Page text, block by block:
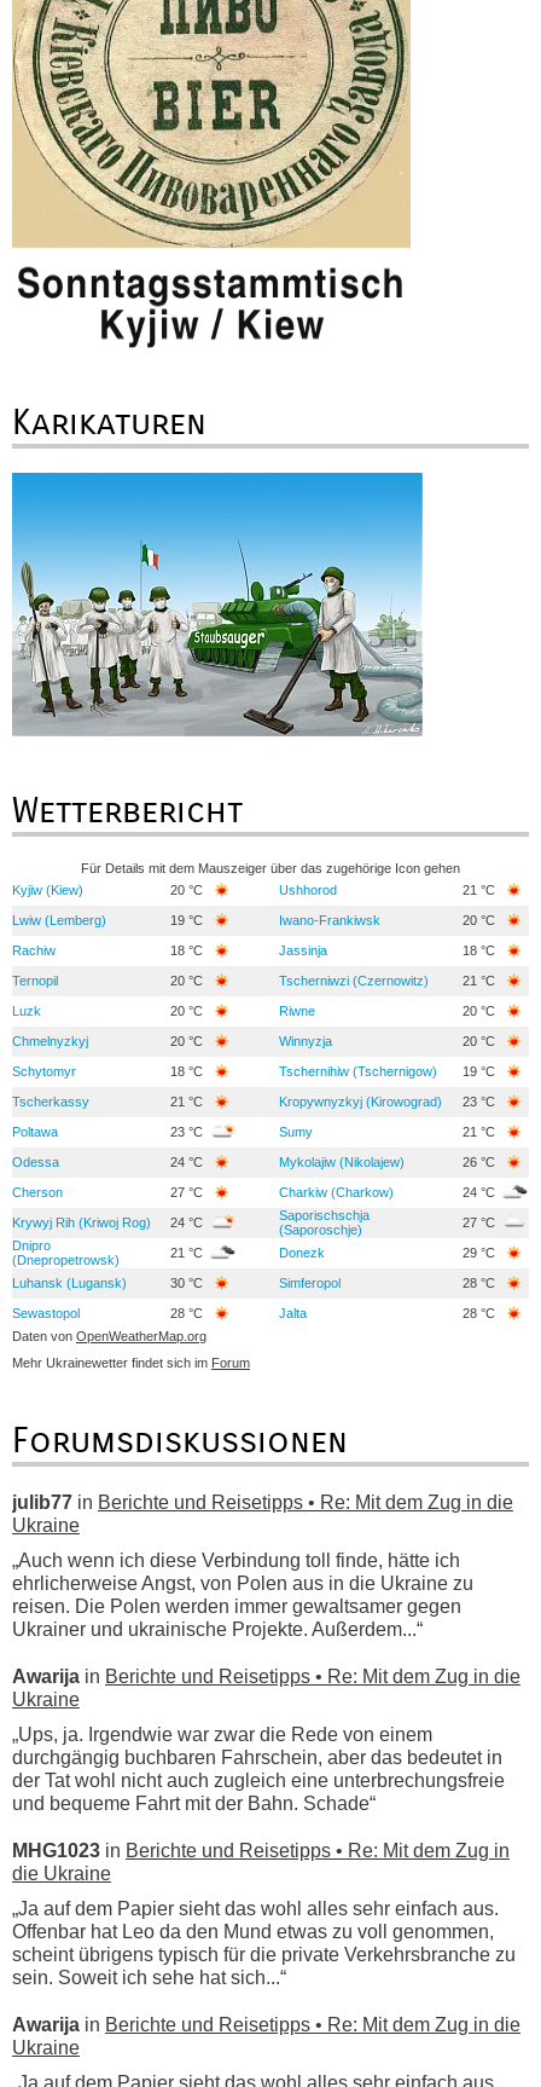
Karikaturen
Wetterbericht
Für Details mit dem Mauszeiger über das zugehörige Icon gehen
Kyjiw (Kiew)
20 °C Ushhorod 21 °C
Lwiw (Lemberg) 19 °C Iwano-Frankiwsk 20 °C
Rachiw 18 °C Jassinja 18 °C
Ternopil 20 °C Tscherniwzi (Czernowitz) 21 °C
Luzk 20 °C Riwne 20 °C
Chmelnyzkyj 20 °C Winnyzja 20 °C
Schytomyr 18 °C Tschernihiw (Tschernigow) 19 °C
Tscherkassy 21 °C Kropywnyzkyj (Kirowograd) 23 °C
Poltawa 23 °C Sumy 21 °C
Odessa 24 °C Mykolajiw (Nikolajew) 26 °C
Cherson 27 °C Charkiw (Charkow) 24 °C
Krywyj Rih (Kriwoj Rog) 24 °C
Saporischschja
(Saporoschje)
27 °C
Dnipro
(Dnepropetrowsk)
21 °C Donezk 29 °C
Luhansk (Lugansk) 30 °C Simferopol 28 °C
Sewastopol 28 °C Jalta
28 °C
Daten von OpenWeatherMap.org
Mehr Ukrainewetter findet sich im Forum
Forumsdiskussionen
julib77 in Berichte und Reisetipps • Re: Mit dem Zug in die
Ukraine
„Auch wenn ich diese Verbindung toll finde, hätte ich
ehrlicherweise Angst, von Polen aus in die Ukraine zu
reisen. Die Polen werden immer gewaltsamer gegen
Ukrainer und ukrainische Projekte. Außerdem...“
Awarija in Berichte und Reisetipps • Re: Mit dem Zug in die
Ukraine
„Ups, ja. Irgendwie war zwar die Rede von einem
durchgängig buchbaren Fahrschein, aber das bedeutet in
der Tat wohl nicht auch zugleich eine unterbrechungsfreie
und bequeme Fahrt mit der Bahn. Schade“
MHG1023 in Berichte und Reisetipps • Re: Mit dem Zug in
die Ukraine
„Ja auf dem Papier sieht das wohl alles sehr einfach aus.
Offenbar hat Leo da den Mund etwas zu voll genommen,
scheint übrigens typisch für die private Verkehrsbranche zu
sein. Soweit ich sehe hat sich...“
Awarija in Berichte und Reisetipps • Re: Mit dem Zug in die
Ukraine
„Ja auf dem Papier sieht das wohl alles sehr einfach aus.